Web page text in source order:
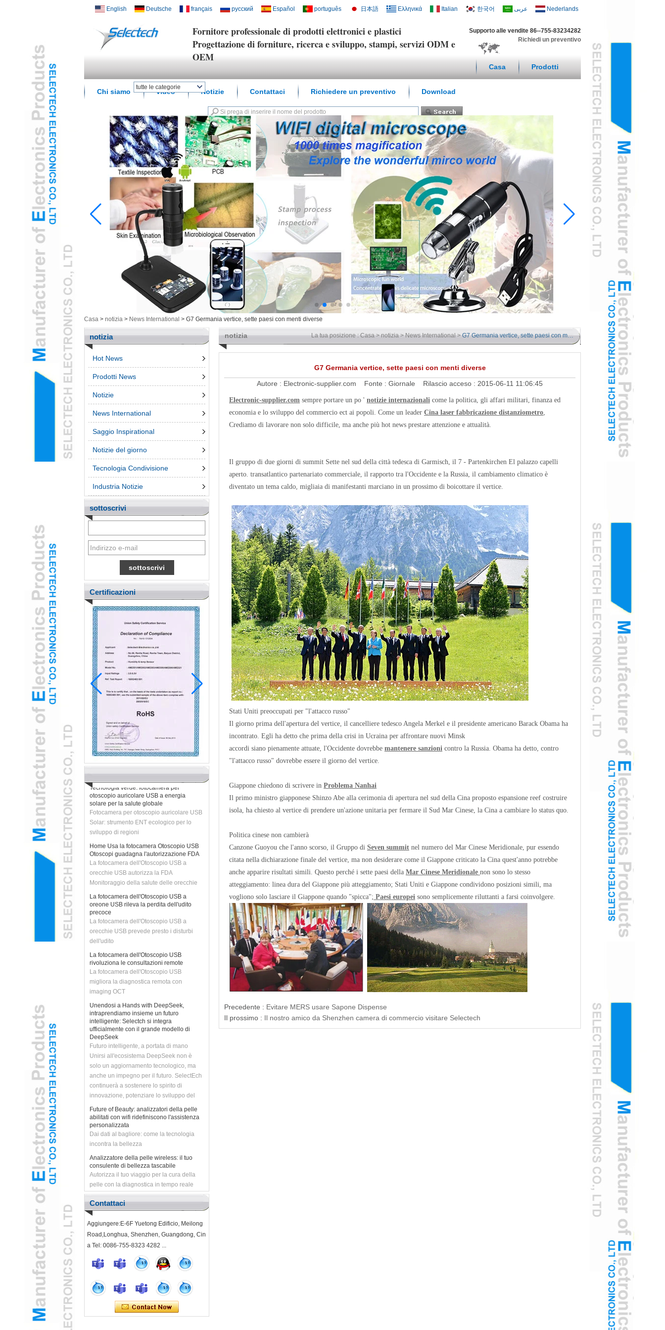
Fornitore professionale di prodotti elettronici e plastici
Progettazione di forniture, ricerca e sviluppo, stampi, servizi ODM e
OEM
Supporto alle vendite 86--755-83234282
Richiedi un preventivo
English Deutsche français русский Español português 日本語 Ελληνικά Italian 한국어 عربى Nederlands
Casa Prodotti
Chi siamo video Notizie Contattaci Richiedere un preventivo Download
tutte le categorie
Casa intelligente senza
USB Charger e
NetworkL
Piatto Multi Media /
WallL
Umidità di temperatura
del sensoreL
Digital Microscope /
endoscopioL
Adattatore Da ViaggioL
Hub USB3.0L
Cam e articoli cosmetici
/ per la saluteL
Elettronica intelligenteL
Utensili di misurazioneL
Prodotti non
raggruppatiL
penna 3DL
Telefono AccessroiesL
Casa > notizia > News International > G7 Germania vertice, sette paesi con menti diverse
notizia
Hot News
Prodotti News
Notizie
News International
Saggio Inspirational
Notizie del giorno
Tecnologia Condivisione
Industria Notizie
sottoscrivi
Certificazioni
Pediatric ENT adotta la fotocamera
dell'Otoscopio Otoscopio USB per ridurre
l'ansia
H2 "La fotocamera dell'Otoscopio
dell'orecchio USB potenziata trasforma gli
esami pediatrici
otoscopio auricolare USB a energia
solare per la salute globale
Fotocamera per otoscopio auricolare USB
Solar: strumento ENT ecologico per lo
sviluppo di regioni
Home Usa la fotocamera Otoscopio USB
Otoscopi guadagna l'autorizzazione FDA
La fotocamera dell'Otoscopio USB a
orecchie USB autorizza la FDA
Monitoraggio della salute delle orecchie
La fotocamera dell'Otoscopio USB a
oreone USB rileva la perdita dell'udito
precoce
La fotocamera dell'Otoscopio USB a
orecchie USB prevede presto i disturbi
dell'udito
rivoluziona le consultazioni remote
La fotocamera dell'Otoscopio USB
migliora la diagnostica remota con
imaging OCT
Unendosi a Hands with DeepSeek,
intraprendiamo insieme un futuro
intelligente: Selectch si integra
ufficialmente con il grande modello di
DeepSeek
Futuro intelligente, a portata di mano
Unirsi all'ecosistema DeepSeek non è
solo un aggiornamento tecnologico, ma
anche un impegno per il futuro. SelectEch
continuerà a sostenere lo spirito di
innovazione, potenziare lo sviluppo del
business con la tecnologia AI e portare i
clienti più intelligenti e soluzioni più
efficienti. Uniamo le mani con DeepSeek
per scatenare il futuro intelligente e creare
infinite possibilità insieme!
Future of Beauty: analizzatori della pelle
abilitati con wifi ridefiniscono l'assistenza
personalizzata
Dai dati al bagliore: come la tecnologia
incontra la bellezza
consulente di bellezza tascabile
Autorizza il tuo viaggio per la cura della
pelle con la diagnostica in tempo reale
Rivoluzionare la cura della pelle con
alimentata dall'intelligenza artificiale
La tecnologia di bellezza di nuova
generazione combina precisione e
comodità
2022 Fai salpare con il primo vento
# 2022 # Fai salpare con il primo vento
anno, il team selectech ti ringraziamo per
il vostro supporto nell'ultimo...
Pediatric ENT adotta la fotocamera
dell'Otoscopio Otoscopio USB per ridurre
Contattaci
Aggiungere:E-6F Yuetong Edificio, Meilong
Road,Longhua, Shenzhen, Guangdong, Cin
a Tel: 0086-755-8323 4282 ...
notizia La tua posizione :Casa>notizia>News International> G7 Germania vertice, sette paesi con menti diverse
G7 Germania vertice, sette paesi con menti diverse
Autore : Electronic-supplier.com Fonte : Giornale Rilascio acceso : 2015-06-11 11:06:45
Electronic-supplier.com sempre portare un po ' notizie internazionali come la politica, gli affari militari, finanza ed
economia e lo sviluppo del commercio ect ai popoli. Come un leader Cina laser fabbricazione distanziometro,
Crediamo di lavorare non solo difficile, ma anche più hot news prestare attenzione e attualità.
Il gruppo di due giorni di summit Sette nel sud della città tedesca di Garmisch, il 7 - Partenkirchen El palazzo capelli
aperto. transatlantico partenariato commerciale, il rapporto tra l'Occidente e la Russia, il cambiamento climatico è
diventato un tema caldo, migliaia di manifestanti marciano in un prossimo di boicottare il vertice.
Stati Uniti preoccupati per "l'attacco russo"
Il giorno prima dell'apertura del vertice, il cancelliere tedesco Angela Merkel e il presidente americano Barack Obama ha
incontrato. Egli ha detto che prima della crisi in Ucraina per affrontare nuovi Minsk
accordi siano pienamente attuate, l'Occidente dovrebbe mantenere sanzioni contro la Russia. Obama ha detto, contro
"l'attacco russo" dovrebbe essere il giorno del vertice.
Giappone chiedono di scrivere in Problema Nanhai
Il primo ministro giapponese Shinzo Abe alla cerimonia di apertura nel sud della Cina proposto espansione reef costruire
isola, ha chiesto al vertice di prendere un'azione unitaria per fermare il Sud Mar Cinese, la Cina a cambiare lo status quo.
Politica cinese non cambierà
Canzone Guoyou che l'anno scorso, il Gruppo di Seven summit nel numero del Mar Cinese Meridionale, pur essendo
citata nella dichiarazione finale del vertice, ma non desiderare come il Giappone criticato la Cina quest'anno potrebbe
anche apparire risultati simili. Questo perché i sette paesi della Mar Cinese Meridionale non sono lo stesso
atteggiamento: linea dura del Giappone più atteggiamento; Stati Uniti e Giappone condividono posizioni simili, ma
vogliono solo lasciare il Giappone quando "spicca"; Paesi europei sono semplicemente riluttanti a farsi coinvolgere.
Precedente : Evitare MERS usare Sapone Dispense
Il prossimo : Il nostro amico da Shenzhen camera di commercio visitare Selectech